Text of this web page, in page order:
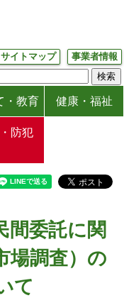
サイトマップ 事業者情報
・教育 健康・福祉
防犯
間委託に関
場調査）の
て